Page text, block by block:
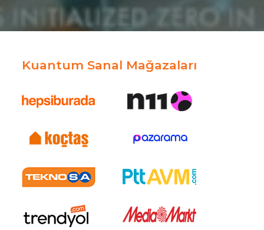
Kuantum Sanal Mağazaları